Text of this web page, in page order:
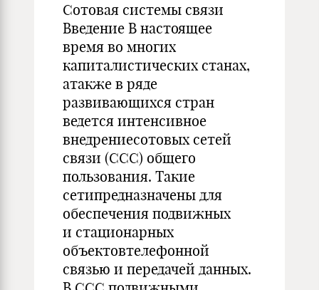
Сотовая системы связи
Введение В настоящее
время во многих
капиталистических станах,
атакже в ряде
развивающихся стран
ведется интенсивное
внедрениесотовых сетей
связи (ССС) общего
пользования. Такие
сетипредназначены для
обеспечения подвижных
и стационарных
объектовтелефонной
связью и передачей данных.